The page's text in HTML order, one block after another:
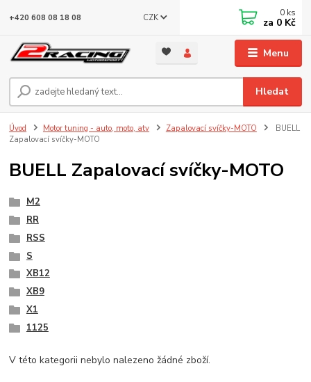
Menu
CZK
Hledat
+420 608 08 18 08 0 ks
za 0 Kč
Úvod Motor tuning - auto, moto, atv Zapalovací svíčky-MOTO
BUELL
Zapalovací svíčky-MOTO
BUELL Zapalovací svíčky-MOTO
M2
RR
RSS
S
XB12
XB9
X1
1125
V této kategorii nebylo nalezeno žádné zboží.